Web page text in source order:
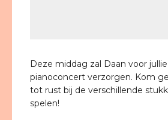
Deze middag zal Daan voor
pianoconcert verzorgen. Kom
tot rust bij de verschillende
spelen!